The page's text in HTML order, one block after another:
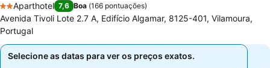
2 Estrelas
Aparthotel 7,6 Boa (166 pontuações)
Avenida Tivoli Lote 2.7 A, Edifício Algamar, 8125-401, Vilamoura,
Portugal
Selecione as datas para ver os preços exatos.
Selecione as datas para ver os preços exatos.